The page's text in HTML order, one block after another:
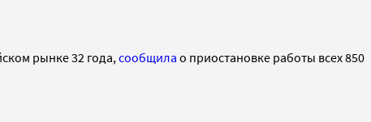
рынке 32 года, сообщила о приостановке работы всех 850